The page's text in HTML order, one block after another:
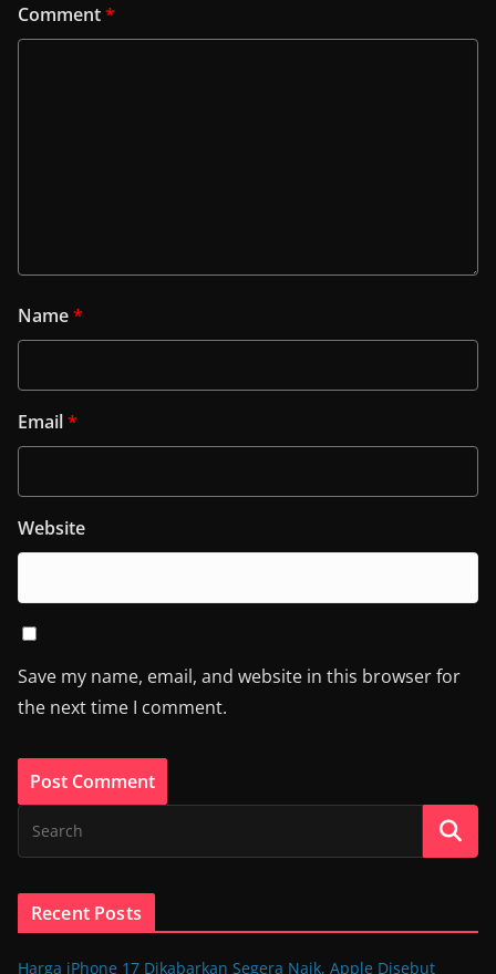
Comment*
Name*
Email*
Website
Save my name, email, and website in this browser for
the next time I comment.
Recent Posts
Harga iPhone 17 Dikabarkan Segera Naik, Apple Disebut